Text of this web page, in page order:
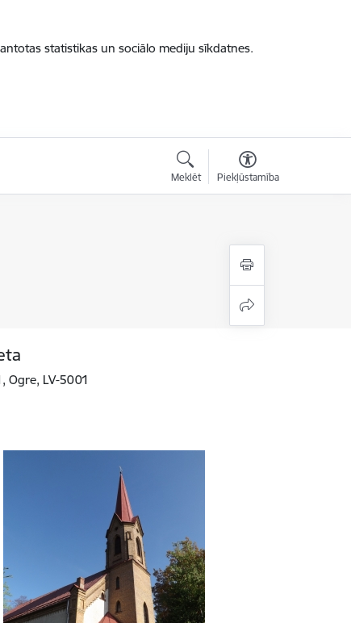
statistikas un sociālo mediju sīkdatnes.
Meklēt Piekļūstamība
Ogre, LV-5001